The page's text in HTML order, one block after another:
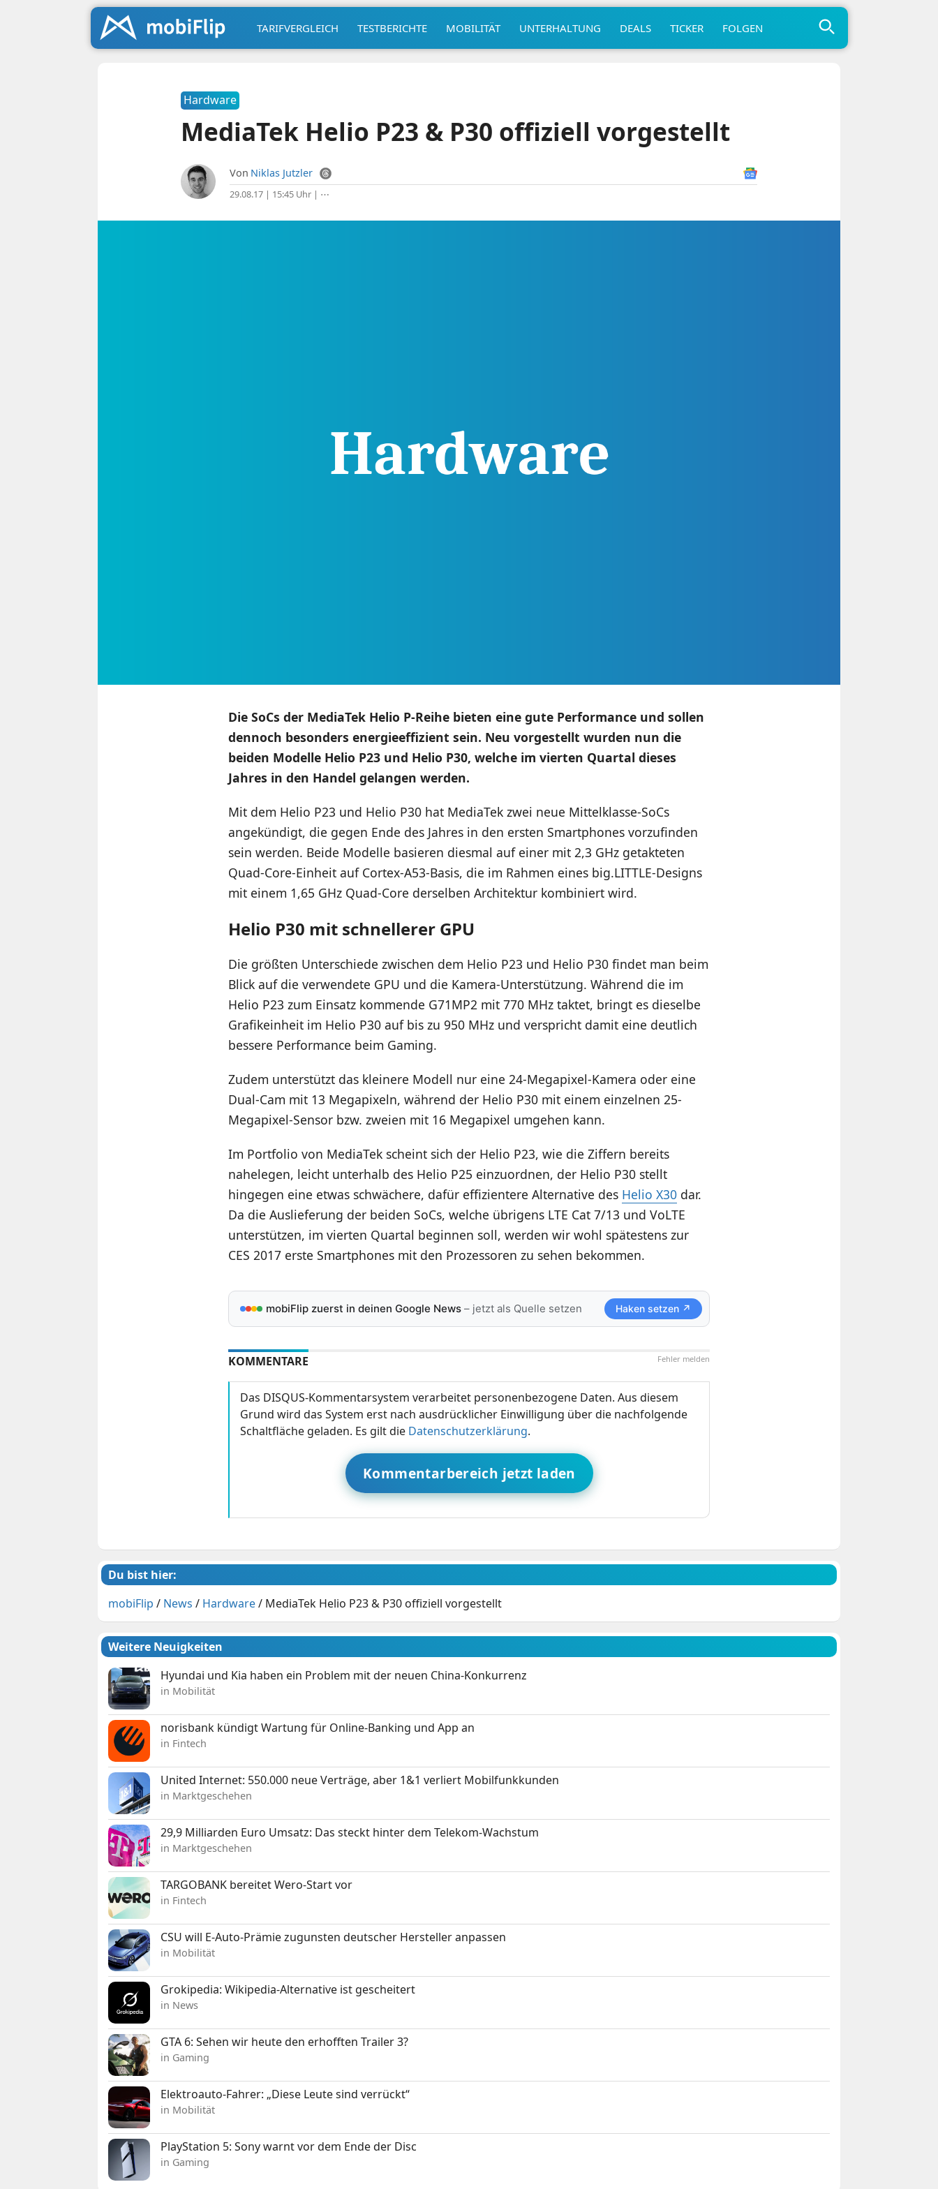
TARIFVERGLEICH TESTBERICHTE MOBILITÄT UNTERHALTUNG DEALS TICKER FOLGEN
Hardware
MediaTek Helio P23 & P30 offiziell vorgestellt
Von Niklas Jutzler
29.08.17 | 15:45 Uhr| ⋯
Die SoCs der MediaTek Helio P-Reihe bieten eine gute Performance und sollen
dennoch besonders energieeffizient sein. Neu vorgestellt wurden nun die
beiden Modelle Helio P23 und Helio P30, welche im vierten Quartal dieses
Jahres in den Handel gelangen werden.
Mit dem Helio P23 und Helio P30 hat MediaTek zwei neue Mittelklasse-SoCs
angekündigt, die gegen Ende des Jahres in den ersten Smartphones vorzufinden
sein werden. Beide Modelle basieren diesmal auf einer mit 2,3 GHz getakteten
Quad-Core-Einheit auf Cortex-A53-Basis, die im Rahmen eines big.LITTLE-Designs
mit einem 1,65 GHz Quad-Core derselben Architektur kombiniert wird.
Helio P30 mit schnellerer GPU
Die größten Unterschiede zwischen dem Helio P23 und Helio P30 findet man beim
Blick auf die verwendete GPU und die Kamera-Unterstützung. Während die im
Helio P23 zum Einsatz kommende G71MP2 mit 770 MHz taktet, bringt es dieselbe
Grafikeinheit im Helio P30 auf bis zu 950 MHz und verspricht damit eine deutlich
bessere Performance beim Gaming.
Zudem unterstützt das kleinere Modell nur eine 24-Megapixel-Kamera oder eine
Dual-Cam mit 13 Megapixeln, während der Helio P30 mit einem einzelnen 25-
Megapixel-Sensor bzw. zweien mit 16 Megapixel umgehen kann.
Im Portfolio von MediaTek scheint sich der Helio P23, wie die Ziffern bereits
nahelegen, leicht unterhalb des Helio P25 einzuordnen, der Helio P30 stellt
hingegen eine etwas schwächere, dafür effizientere Alternative des Helio X30dar.
Da die Auslieferung der beiden SoCs, welche übrigens LTE Cat 7/13 und VoLTE
unterstützen, im vierten Quartal beginnen soll, werden wir wohl spätestens zur
CES 2017 erste Smartphones mit den Prozessoren zu sehen bekommen.
mobiFlip zuerst in deinen Google News– jetzt als Quelle setzen Haken setzen ↗
Fehler melden
KOMMENTARE
Das DISQUS-Kommentarsystem verarbeitet personenbezogene Daten. Aus diesem
Grund wird das System erst nach ausdrücklicher Einwilligung über die nachfolgende
Schaltfläche geladen. Es gilt die Datenschutzerklärung.
Kommentarbereich jetzt laden
Du bist hier:
mobiFlip / News / Hardware/ MediaTek Helio P23 & P30 offiziell vorgestellt
Weitere Neuigkeiten
Hyundai und Kia haben ein Problem mit der neuen China-Konkurrenz
in Mobilität
norisbank kündigt Wartung für Online-Banking und App an
in Fintech
United Internet: 550.000 neue Verträge, aber 1&1 verliert Mobilfunkkunden
in Marktgeschehen
29,9 Milliarden Euro Umsatz: Das steckt hinter dem Telekom-Wachstum
in Marktgeschehen
TARGOBANK bereitet Wero-Start vor
in Fintech
CSU will E-Auto-Prämie zugunsten deutscher Hersteller anpassen
in Mobilität
Grokipedia: Wikipedia-Alternative ist gescheitert
in News
GTA 6: Sehen wir heute den erhofften Trailer 3?
in Gaming
Elektroauto-Fahrer: „Diese Leute sind verrückt“
in Mobilität
PlayStation 5: Sony warnt vor dem Ende der Disc
in Gaming